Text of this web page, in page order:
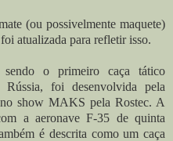
(ou possivelmente maquete)
atualizada para refletir isso.
o primeiro caça tático
foi desenvolvida pela
no show MAKS pela Rostec. A
a aeronave F-35 de quinta
é descrita como um caça